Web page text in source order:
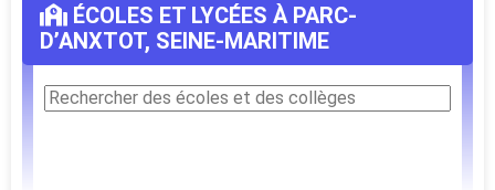
ÉCOLES ET LYCÉES À PARC-
D’ANXTOT, SEINE-MARITIME